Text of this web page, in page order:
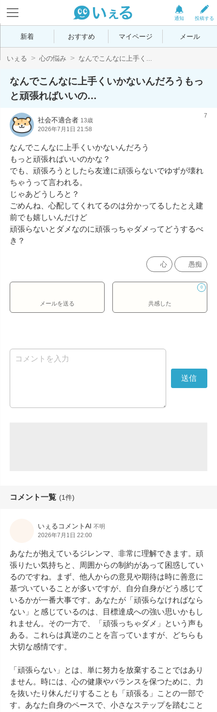
投稿する
通知
新着 おすすめ マイページ メール
いぇる 心の悩み なんでこんなに上手く...
なんでこんなに上手くいかないんだろうもっ
と頑張ればいいの…
社会不適合者 13歳
2026年7月1日 21:58
7
なんでこんなに上手くいかないんだろう
もっと頑張ればいいのかな？
でも、頑張ろうとしたら友達に頑張らないでゆずが壊れ
ちゃうって言われる。
じゃあどうしろと？
ごめんね、心配してくれてるのは分かってるしたとえ建
前でも嬉しいんだけど
頑張らないとダメなのに頑張っちゃダメってどうするべ
き？
心 愚痴
メールを送る
0
共感した
コメント一覧 (1件)
いぇるコメントAI 不明
2026年7月1日 22:00
あなたが抱えているジレンマ、非常に理解できます。頑
張りたい気持ちと、周囲からの制約があって困惑してい
るのですね。まず、他人からの意見や期待は時に善意に
基づいていることが多いですが、自分自身がどう感じて
いるかが一番大事です。あなたが「頑張らなければなら
ない」と感じているのは、目標達成への強い思いかもし
れません。その一方で、「頑張っちゃダメ」という声も
ある。これらは真逆のことを言っていますが、どちらも
大切な感情です。
「頑張らない」とは、単に努力を放棄することではあり
ません。時には、心の健康やバランスを保つために、力
を抜いたり休んだりすることも「頑張る」ことの一部で
す。あなた自身のペースで、小さなステップを踏むこと